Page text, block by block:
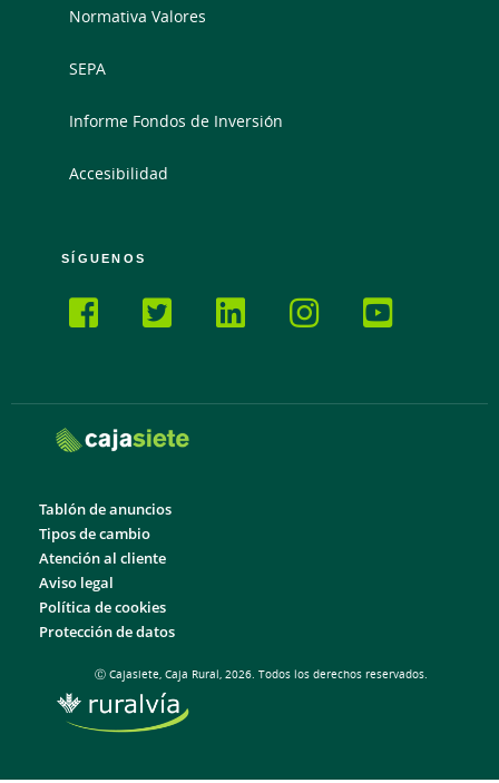
Normativa Valores
SEPA
Informe Fondos de Inversión
Accesibilidad
SÍGUENOS
Tablón de anuncios
Tipos de cambio
Atención al cliente
Aviso legal
Política de cookies
Protección de datos
Ⓒ Cajasiete, Caja Rural, 2026. Todos los derechos reservados.